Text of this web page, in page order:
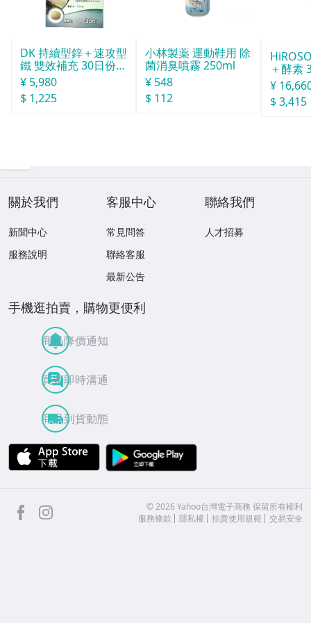
DK 持續型鋅＋速攻型
鐵 雙效補充 30日份 1
20粒
¥ 5,980
$ 1,225
小林製薬 運動鞋用 除
菌消臭噴霧 250ml
¥ 548
$ 112
＋酵素
¥
$ 3,415
關於我們
新聞中心
服務說明
客服中心
常見問答
聯絡客服
最新公告
聯絡我們
人才招募
手機逛拍賣，購物更便利
商品降價通知
買賣即時溝通
商品到貨動態
APP Store
facebook ©2026 Yahoo台灣電子商務 保留所有權利
服務條款
隱私權 拍賣使用規範 交易安全